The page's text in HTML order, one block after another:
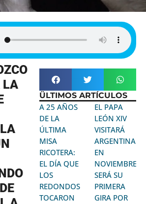
LA
ÜLTIMOS ARTÍCULOS
A 25 AÑOS
DE LA
ÚLTIMA
MISA
RICOTERA:
EL DÍA QUE
LOS
REDONDOS
TOCARON
EL PAPA
LEÓN XIV
VISITARÁ
ARGENTINA
EN
NOVIEMBRE:
SERÁ SU
PRIMERA
GIRA POR